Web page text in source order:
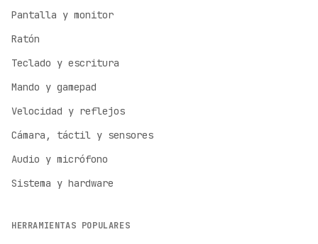
Pantalla y monitor
Ratón
Teclado y escritura
Mando y gamepad
Velocidad y reflejos
Cámara, táctil y sensores
Audio y micrófono
Sistema y hardware
HERRAMIENTAS POPULARES